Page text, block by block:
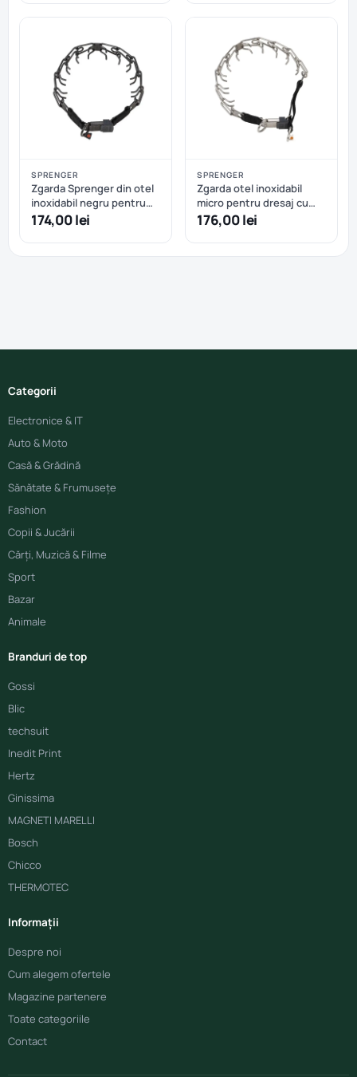
SPRENGER
Zgarda Sprenger din otel
inoxidabil negru pentru
dresaj cu catarama rapida
- 52cm
174,00 lei
SPRENGER
Zgarda otel inoxidabil
micro pentru dresaj cu
strangulare si eliberare
rapida Sprenger – 40 cm
176,00 lei
Categorii
Electronice & IT
Auto & Moto
Casă & Grădină
Sănătate & Frumusețe
Fashion
Copii & Jucării
Cărți, Muzică & Filme
Sport
Bazar
Animale
Branduri de top
Gossi
Blic
techsuit
Inedit Print
Hertz
Ginissima
MAGNETI MARELLI
Bosch
Chicco
THERMOTEC
Informații
Despre noi
Cum alegem ofertele
Magazine partenere
Toate categoriile
Contact